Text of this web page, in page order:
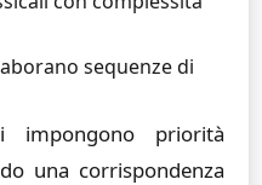
sequenze di
impongono priorità
una corrispondenza